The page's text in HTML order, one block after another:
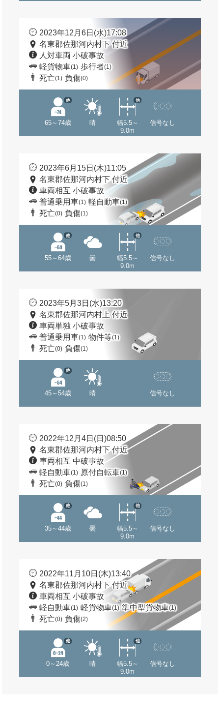
2023年12月6日(水)17:08
名東郡佐那河内村下 付近
人対車両 小破事故
軽貨物車(1) 歩行者(1)
死亡(1) 負傷(0)
65～74歳
他
晴
幅5.5～
9.0m
他
信号なし
2023年6月15日(木)11:05
名東郡佐那河内村下 付近
車両相互 小破事故
普通乗用車(1) 軽自動車(1)
死亡(0) 負傷(1)
55～64歳
他
曇
幅5.5～
9.0m
他
信号なし
2023年5月3日(水)13:20
名東郡佐那河内村上 付近
車両単独 小破事故
普通乗用車(1) 物件等(1)
死亡(0) 負傷(1)
45～54歳
他
晴 信号なし
2022年12月4日(日)08:50
名東郡佐那河内村下 付近
車両相互 中破事故
軽自動車(1) 原付自転車(1)
死亡(0) 負傷(1)
35～44歳
他
曇
幅5.5～
9.0m
他
信号なし
2022年11月10日(木)13:40
名東郡佐那河内村下 付近
車両相互 小破事故
軽自動車(1) 軽貨物車(1) 準中型貨物車(1)
死亡(0) 負傷(2)
0～24歳
他
晴
幅5.5～
9.0m
他
信号なし